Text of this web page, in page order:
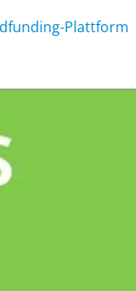
Plattform